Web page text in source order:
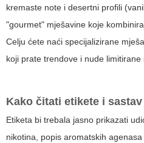
kremaste note i desertni profili
"gourmet" mješavine koje
Celju ćete naći specijalizirane
koji prate trendove i nude limitirane
Kako čitati etikete i
Etiketa bi trebala jasno prikazati
nikotina, popis aromatskih